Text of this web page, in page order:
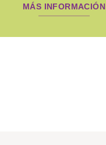
MÁS INFORMACIÓN